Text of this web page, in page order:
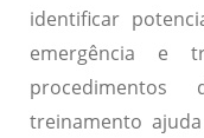
identificar
emergência e
treinamento